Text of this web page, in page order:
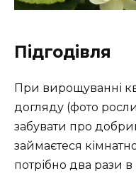
Підгодівля
При вирощуванні
догляду (фото
забувати про
займаєтеся
потрібно два рази в